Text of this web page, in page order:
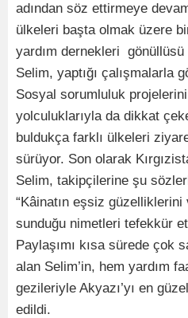
adından söz ettirmeye
ülkeleri başta olmak üzere
yardım dernekleri
Selim, yaptığı çalışmalarla
Sosyal sorumluluk
yolculuklarıyla da dikkat
buldukça farklı ülkeleri
sürüyor. Son olarak
Selim, takipçilerine şu
“Kâinatın eşsiz
sunduğu nimetleri tefekkür
Paylaşımı kısa sürede çok
alan Selim’in, hem yardım
gezileriyle Akyazı’yı en
edildi.